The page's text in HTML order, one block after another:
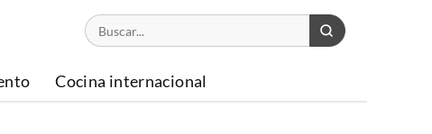
Cocina internacional